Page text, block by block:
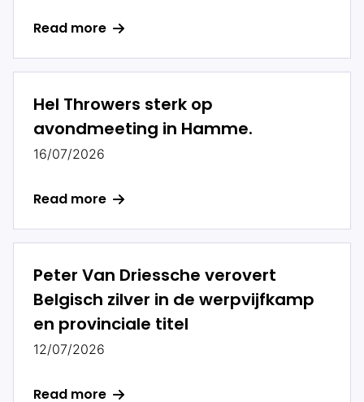
Read more
Hel Throwers sterk op
avondmeeting in Hamme.
16/07/2026
Read more
Peter Van Driessche verovert
Belgisch zilver in de werpvijfkamp
en provinciale titel
12/07/2026
Read more